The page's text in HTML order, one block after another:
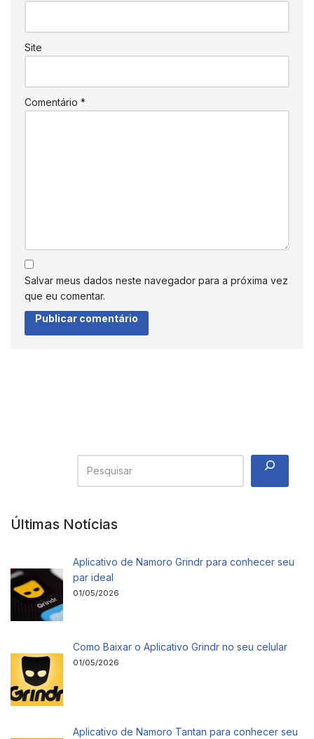
Site
Comentário *
Salvar meus dados neste navegador para a próxima vez
que eu comentar.
Últimas Notícias
Aplicativo de Namoro Grindr para conhecer seu
par ideal
01/05/2026
Como Baixar o Aplicativo Grindr no seu celular
01/05/2026
Aplicativo de Namoro Tantan para conhecer seu